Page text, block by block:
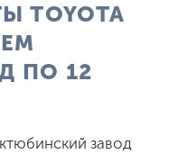
ТOYOTA
ПО 12
завод